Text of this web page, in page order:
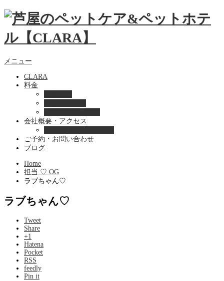
メニュー
CLARA
料金
会社概要・アクセス
ご予約・お問い合わせ
ブログ
Home
担当 ♡ OG
ラブちゃん♡
ラブちゃん♡
Tweet
Share
+1
Hatena
Pocket
RSS
feedly
Pin it